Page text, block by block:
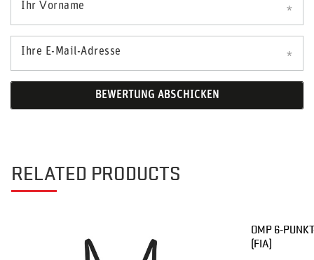
Ihr Vorname
Ihre E-Mail-Adresse
BEWERTUNG ABSCHICKEN
RELATED PRODUCTS
OMP 6-
(FIA)